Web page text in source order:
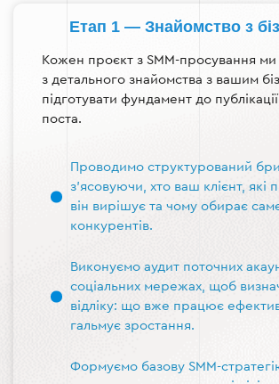
Етап 1 — Знайомство з
Кожен проєкт з SMM-просування
з детального знайомства з вашим
підготувати фундамент до
поста.
Проводимо структурований
з'ясовуючи, хто ваш клієнт, які
він вирішує та чому обирає
конкурентів.
Виконуємо аудит поточних
соціальних мережах, щоб
відліку: що вже працює
гальмує зростання.
Формуємо базову SMM-